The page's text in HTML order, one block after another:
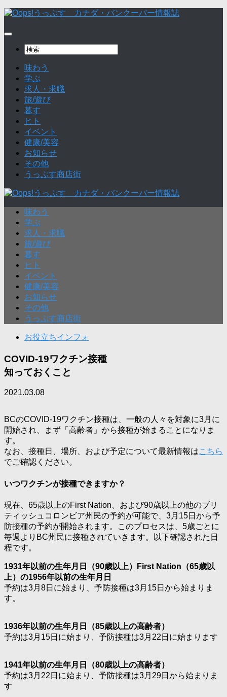
味わう
学ぶ
求人・求職
旅/遊び
暮す
ヒト
イベント
健康/美容
お知らせ
その他
うっぷす商店街
味わう
学ぶ
求人・求職
旅/遊び
暮す
ヒト
イベント
健康/美容
お知らせ
その他
うっぷす商店街
お役立ちインフォ
COVID-19ワクチン接種
知っておくこと
2021.03.08
BCのCOVID-19ワクチン接種は、一般の人々を対象に3月に
開始され、まず「高齢者」から接種が始まることになりま
す。
なお、接種日、場所、および予定について最新情報はこちら
でご確認ください。
いつワクチンが接種できますか？
現在、65歳以上のFirst Nation、および90歳以上の他のブリ
ティッシュコロンビア州民の予約が可能で、3月15日から予
防接種の予約が開始されます。このプロセスは、5歳ごとに
毎週よりBC州民に接種されていきます。以下確認された日
程です。
1931年以前の生年月日（90歳以上）First Nation（65歳以
上）の1956年以前の生年月日
予約は3月8日に始まり、予防接種は3月15日から始まりま
す。
1936年以前の生年月日（85歳以上の高齢者）
予約は3月15日に始まり、予防接種は3月22日に始まります
1941年以前の生年月日（80歳以上の高齢者）
予約は3月22日に始まり、予防接種は3月29日から始まりま
す